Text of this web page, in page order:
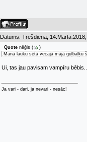
Datums: Trešdiena,
Quote nēģis (
)
.Manā lauku sētā vecajā mājā guļbaļķu
Ui, tas jau pavisam vampīru
Ja vari - dari, ja nevari - nesāc!